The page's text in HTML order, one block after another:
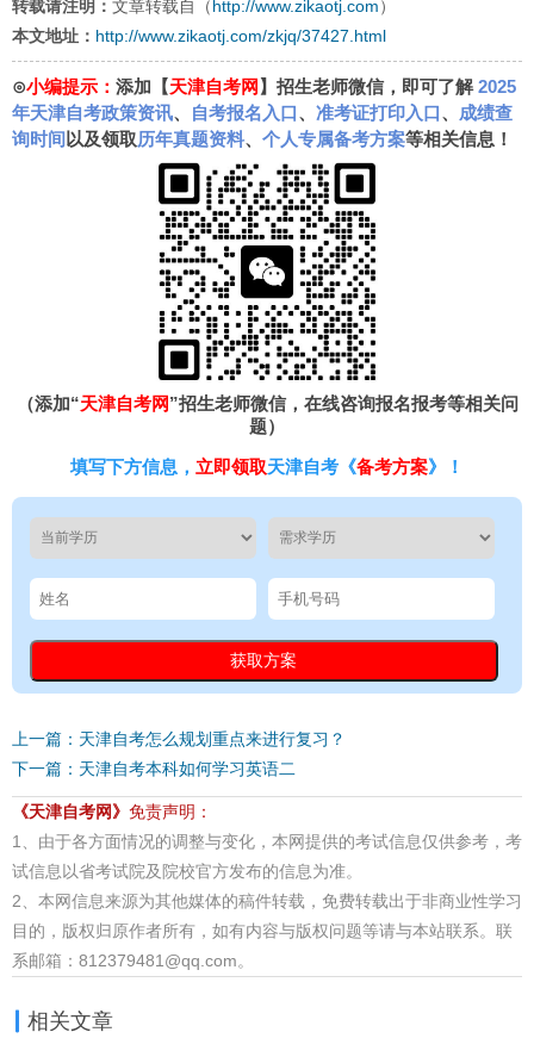
转载请注明： 文章转载自（ http://www.zikaotj.com ）
本文地址： http://www.zikaotj.com/zkjq/37427.html
⊙小编提示： 添加【天津自考网 】招生老师微信，即可了解2025
年天津自考政策资讯、 自考报名入口 、 准考证打印入口 、 成绩查
询时间以及领取历年真题资料、 个人专属备考方案等相关信息！
（添加“天津自考网”招生老师微信，在线咨询报名报考等相关问
题）
填写下方信息， 立即领取天津自考《备考方案》！
上一篇：天津自考怎么规划重点来进行复习？
下一篇：天津自考本科如何学习英语二
《天津自考网》 免责声明：
1、由于各方面情况的调整与变化，本网提供的考试信息仅供参考，考
试信息以省考试院及院校官方发布的信息为准。
2、本网信息来源为其他媒体的稿件转载，免费转载出于非商业性学习
目的，版权归原作者所有，如有内容与版权问题等请与本站联系。联
系邮箱：812379481@qq.com。
相关文章